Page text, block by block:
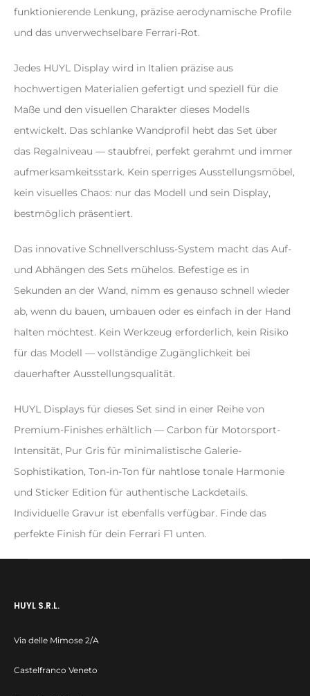
funktionierende Lenkung, präzise aerodynamische Profile
und das unverwechselbare Ferrari-Rot.
Jedes HUYL Display wird in Italien präzise aus
hochwertigen Materialien gefertigt und speziell für die
Maße und den visuellen Charakter dieses Modells
entwickelt. Das schlanke Wandprofil hebt das Set über
das Regalniveau — staubfrei, perfekt gerahmt und immer
aufmerksamkeitsstark. Kein sperriges Ausstellungsmöbel,
kein visuelles Chaos: nur das Modell und sein Display,
bestmöglich präsentiert.
Das innovative Schnellverschluss-System macht das Auf-
und Abhängen des Sets mühelos. Befestige es in
Sekunden an der Wand, nimm es genauso schnell wieder
ab, wenn du bauen, umbauen oder es einfach in der Hand
halten möchtest. Kein Werkzeug erforderlich, kein Risiko
für das Modell — vollständige Zugänglichkeit bei
dauerhafter Ausstellungsqualität.
HUYL Displays für dieses Set sind in einer Reihe von
Premium-Finishes erhältlich — Carbon für Motorsport-
Intensität, Pur Gris für minimalistische Galerie-
Sophistikation, Ton-in-Ton für nahtlose tonale Harmonie
und Sticker Edition für authentische Lackdetails.
Individuelle Gravur ist ebenfalls verfügbar. Finde das
perfekte Finish für dein Ferrari F1 unten.
HUYL S.R.L.
Via delle Mimose 2/A
Castelfranco Veneto